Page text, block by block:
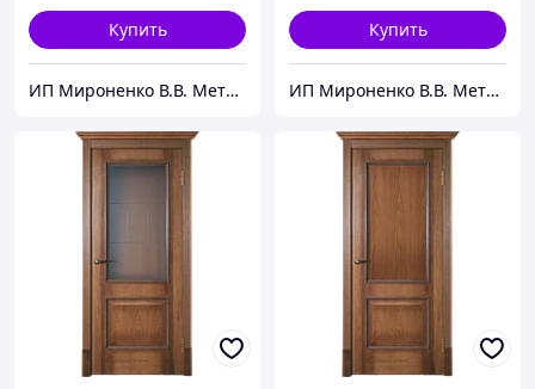
Купить
ИП Мироненко В.В. Металлические и межкомнатные двери
Купить
ИП Мироненко В.В. Металлические и межкомнатные двери